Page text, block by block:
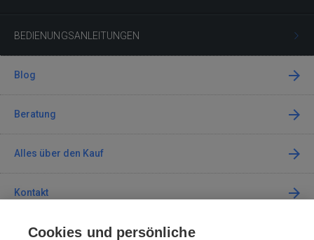
BEDIENUNGSANLEITUNGEN
Blog
Beratung
Alles über den Kauf
Kontakt
Cookies und persönliche